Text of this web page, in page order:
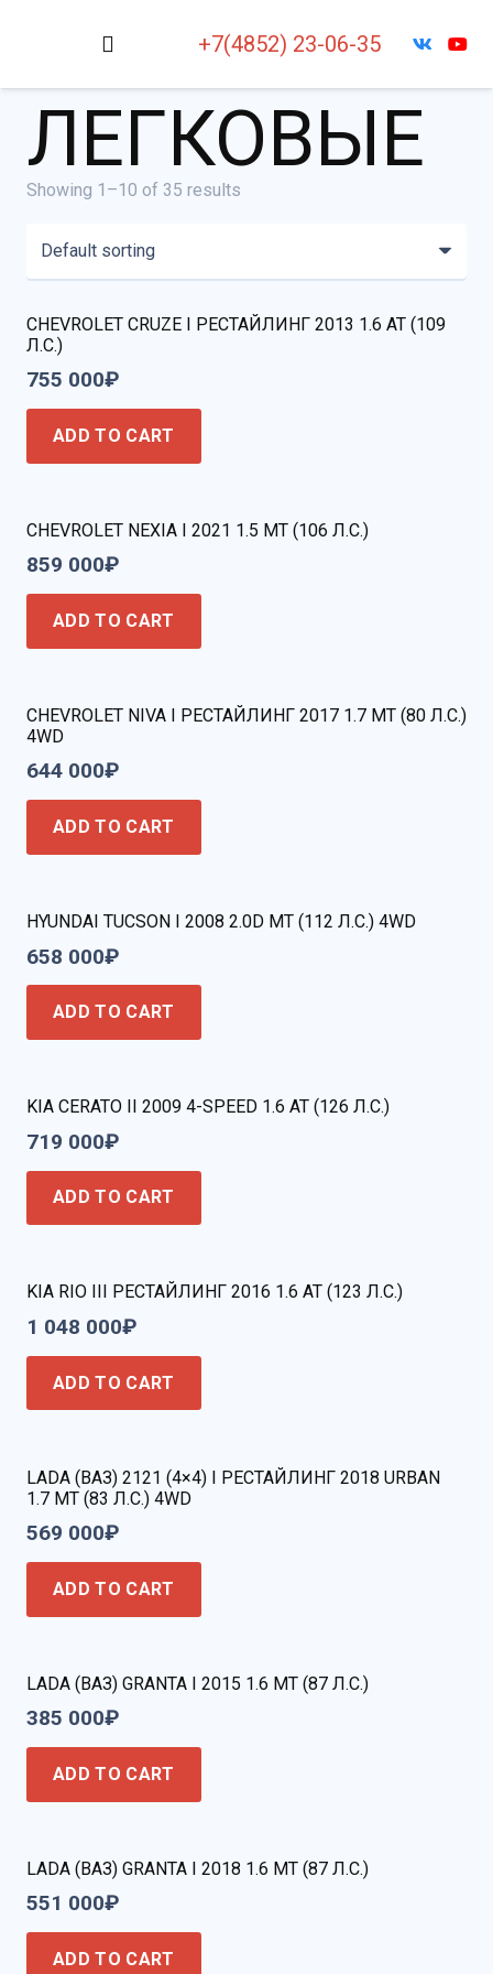
+7(4852) 23-06-35
ЛЕГКОВЫЕ
Showing 1–10 of 35 results
CHEVROLET CRUZE I РЕСТАЙЛИНГ 2013 1.6 AT (109
Л.С.)
755 000₽
ADD TO CART
CHEVROLET NEXIA I 2021 1.5 MT (106 Л.С.)
859 000₽
ADD TO CART
CHEVROLET NIVA I РЕСТАЙЛИНГ 2017 1.7 MT (80 Л.С.)
4WD
644 000₽
ADD TO CART
HYUNDAI TUCSON I 2008 2.0D MT (112 Л.С.) 4WD
658 000₽
ADD TO CART
KIA CERATO II 2009 4-SPEED 1.6 AT (126 Л.С.)
719 000₽
ADD TO CART
KIA RIO III РЕСТАЙЛИНГ 2016 1.6 AT (123 Л.С.)
1 048 000₽
ADD TO CART
LADA (ВАЗ) 2121 (4×4) I РЕСТАЙЛИНГ 2018 URBAN
1.7 MT (83 Л.С.) 4WD
569 000₽
ADD TO CART
LADA (ВАЗ) GRANTA I 2015 1.6 MT (87 Л.С.)
385 000₽
ADD TO CART
LADA (ВАЗ) GRANTA I 2018 1.6 MT (87 Л.С.)
551 000₽
ADD TO CART